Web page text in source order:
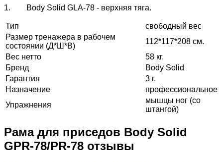
1. Body Solid GLA-78 - верхняя тяга.
Тип
свободный вес
Размер тренажера в рабочем
состоянии (Д*Ш*В)
112*117*208 см.
Вес нетто
58 кг.
Бренд
Body Solid
Гарантия
3 г.
Назначение
профессиональное
Упражнения
мышцы ног (со
штангой)
Рама для приседов Body Solid
GPR-78/PR-78 отзывы